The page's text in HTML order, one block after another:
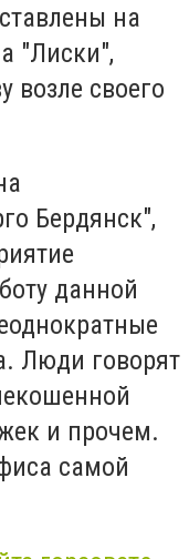
на
"Лиски",
возле своего
Бердянск",
данной
Люди говорят
и прочем.
самой